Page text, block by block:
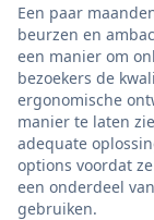
Een paar
beurzen en
een manier om
bezoekers de
ergonomische
manier te laten
adequate
options voordat
een onderdeel
gebruiken.